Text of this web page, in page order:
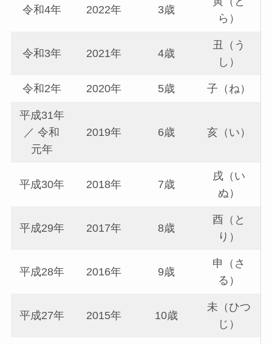
令和4年 2022年 3歳
ら）
令和3年 2021年 4歳
丑（う
し）
令和2年 2020年 5歳 子（ね）
平成31年
／ 令和
元年
2019年 6歳 亥（い）
平成30年 2018年 7歳
戌（い
ぬ）
平成29年 2017年 8歳
酉（と
り）
平成28年 2016年 9歳
申（さ
る）
平成27年 2015年 10歳
未（ひつ
じ）